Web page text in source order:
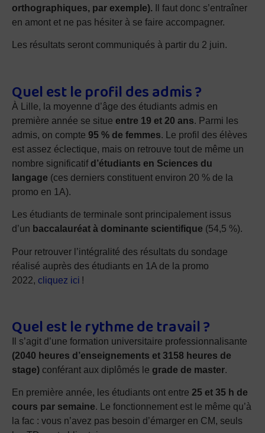
orthographiques, par exemple). Il faut donc s’entraîner
en amont et ne pas hésiter à se faire accompagner.
Les résultats seront communiqués à partir du 2 juin.
Quel est le profil des admis ?
À Lille, la moyenne d’âge des étudiants admis en
première année se situe entre 19 et 20 ans. Parmi les
admis, on compte 95 % de femmes. Le profil des élèves
est assez éclectique, mais on retrouve tout de même un
nombre significatif d’étudiants en Sciences du
langage (ces derniers constituent environ 20 % de la
promo en 1A).
Les étudiants de terminale sont principalement issus
d’un baccalauréat à dominante scientifique (54,5 %).
Pour retrouver l’intégralité des résultats du sondage
réalisé auprès des étudiants en 1A de la promo
2022, cliquez ici !
Quel est le rythme de travail ?
Il s’agit d’une formation universitaire professionnalisante
(2040 heures d’enseignements et 3158 heures de
stage) conférant aux diplômés le grade de master.
En première année, les étudiants ont entre 25 et 35 h de
cours par semaine. Le fonctionnement est le même qu’à
la fac : vous n’avez pas besoin d’émarger en CM, seuls